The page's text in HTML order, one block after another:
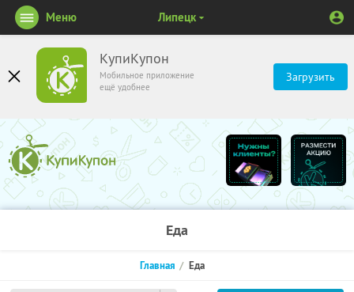
КупиКупон
Мобильное приложение
ещё удобнее
Загрузить
Меню Липецк
Еда
Главная Еда